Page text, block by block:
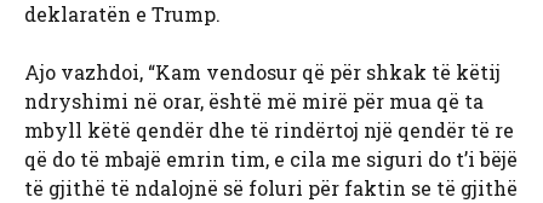
deklaratën e Trump.
Ajo vazhdoi, “Kam vendosur që për shkak të këtij
ndryshimi në orar, është më mirë për mua që ta
mbyll këtë qendër dhe të rindërtoj një qendër të re
që do të mbajë emrin tim, e cila me siguri do t’i bëjë
të gjithë të ndalojnë së foluri për faktin se të gjithë